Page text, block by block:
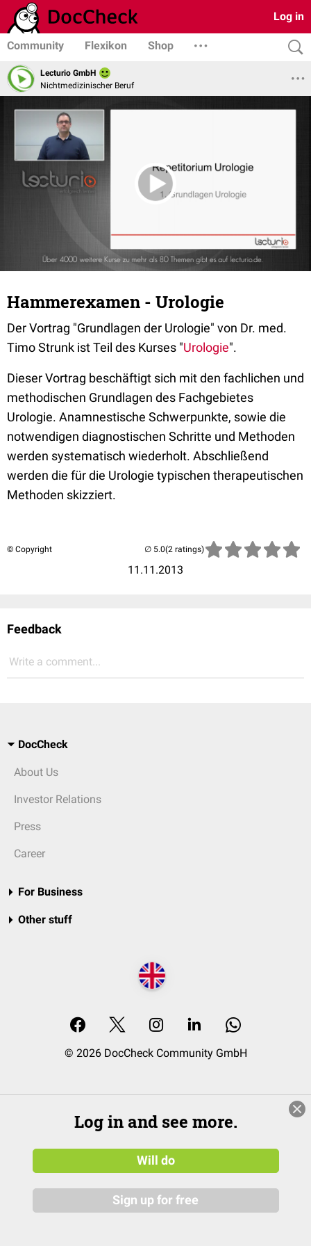
Log in
Community Flexikon Shop
Lecturio GmbH
Nichtmedizinischer Beruf
Hammerexamen - Urologie
Der Vortrag "Grundlagen der Urologie" von Dr. med.
Timo Strunk ist Teil des Kurses "Urologie".
Dieser Vortrag beschäftigt sich mit den fachlichen und
methodischen Grundlagen des Fachgebietes
Urologie. Anamnestische Schwerpunkte, sowie die
notwendigen diagnostischen Schritte und Methoden
werden systematisch wiederholt. Abschließend
werden die für die Urologie typischen therapeutischen
Methoden skizziert.
© Copyright
11.11.2013
(2 ratings)
Feedback
Write a comment...
DocCheck
About Us
Investor Relations
Press
Career
For Business
Other stuff
© 2026 DocCheck Community GmbH
Log in and see more.
Will do
Sign up for free